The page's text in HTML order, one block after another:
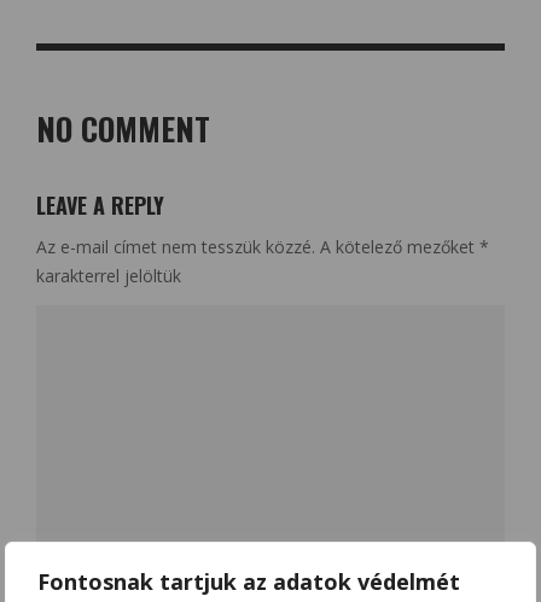
Fontosnak tartjuk az adatok védelmét
NO COMMENT
LEAVE A REPLY
Az e-mail címet nem tesszük közzé. A kötelező mezőket *
karakterrel jelöltük